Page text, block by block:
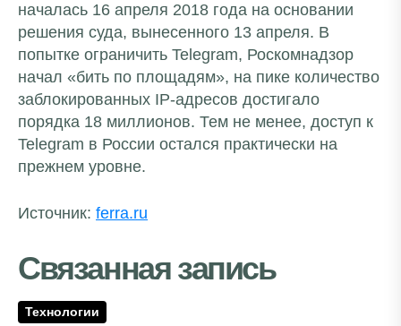
началась 16 апреля 2018 года на основании
решения суда, вынесенного 13 апреля. В
попытке ограничить Telegram, Роскомнадзор
начал «бить по площадям», на пике количество
заблокированных IP-адресов достигало
порядка 18 миллионов. Тем не менее, доступ к
Telegram в России остался практически на
прежнем уровне.
Источник: ferra.ru
Связанная запись
Технологии